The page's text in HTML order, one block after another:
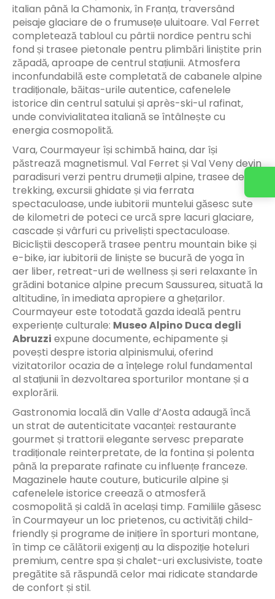
italian până la Chamonix, în Franța, traversând
peisaje glaciare de o frumusețe uluitoare. Val Ferret
completează tabloul cu pârtii nordice pentru schi
fond și trasee pietonale pentru plimbări liniștite prin
zăpadă, aproape de centrul stațiunii. Atmosfera
inconfundabilă este completată de cabanele alpine
tradiționale, băitas-urile autentice, cafenelele
istorice din centrul satului și après-ski-ul rafinat,
unde convivialitatea italiană se întâlnește cu
energia cosmopolită.
Vara, Courmayeur își schimbă haina, dar își
păstrează magnetismul. Val Ferret și Val Veny devin
paradisuri verzi pentru drumeții alpine, trasee de
trekking, excursii ghidate și via ferrata
spectaculoase, unde iubitorii muntelui găsesc sute
de kilometri de poteci ce urcă spre lacuri glaciare,
cascade și vârfuri cu priveliști spectaculoase.
Bicicliștii descoperă trasee pentru mountain bike și
e-bike, iar iubitorii de liniște se bucură de yoga în
aer liber, retreat-uri de wellness și seri relaxante în
grădini botanice alpine precum Saussurea, situată la
altitudine, în imediata apropiere a ghețarilor.
Courmayeur este totodată gazda ideală pentru
experiențe culturale: Museo Alpino Duca degli
Abruzzi expune documente, echipamente și
povești despre istoria alpinismului, oferind
vizitatorilor ocazia de a înțelege rolul fundamental
al stațiunii în dezvoltarea sporturilor montane și a
explorării.
Gastronomia locală din Valle d’Aosta adaugă încă
un strat de autenticitate vacanței: restaurante
gourmet și trattorii elegante servesc preparate
tradiționale reinterpretate, de la fontina și polenta
până la preparate rafinate cu influențe franceze.
Magazinele haute couture, buticurile alpine și
cafenelele istorice creează o atmosferă
cosmopolită și caldă în același timp. Familiile găsesc
în Courmayeur un loc prietenos, cu activități child-
friendly și programe de inițiere în sporturi montane,
în timp ce călătorii exigenți au la dispoziție hoteluri
premium, centre spa și chalet-uri exclusiviste, toate
pregătite să răspundă celor mai ridicate standarde
de confort și stil.